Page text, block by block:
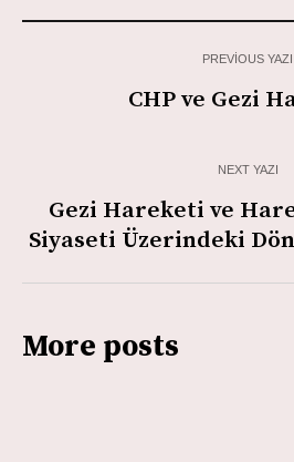
PREVIOUS YAZI
CHP ve Gezi
NEXT YAZI
Gezi Hareketi ve
Siyaseti Üzerindeki
More posts